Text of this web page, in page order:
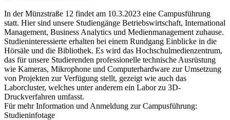
In der Münzstraße 12 findet am 10.3.2023 eine Campusführung
statt. Hier sind unsere Studiengänge Betriebswirtschaft, International
Management, Business Analytics und Medienmanagement zuhause.
Studieninteressierte erhalten bei einem Rundgang Einblicke in die
Hörsäle und die Bibliothek. Es wird das Hochschulmedienzentrum,
das für unsere Studierenden professionelle technische Ausrüstung
wie Kameras, Mikrophone und Computerhardware zur Umsetzung
von Projekten zur Verfügung stellt, gezeigt wie auch das
Laborcluster, welches unter anderem ein Labor zu 3D-
Druckverfahren umfasst.
Für mehr Information und Anmeldung zur Campusführung:
Studieninfotage